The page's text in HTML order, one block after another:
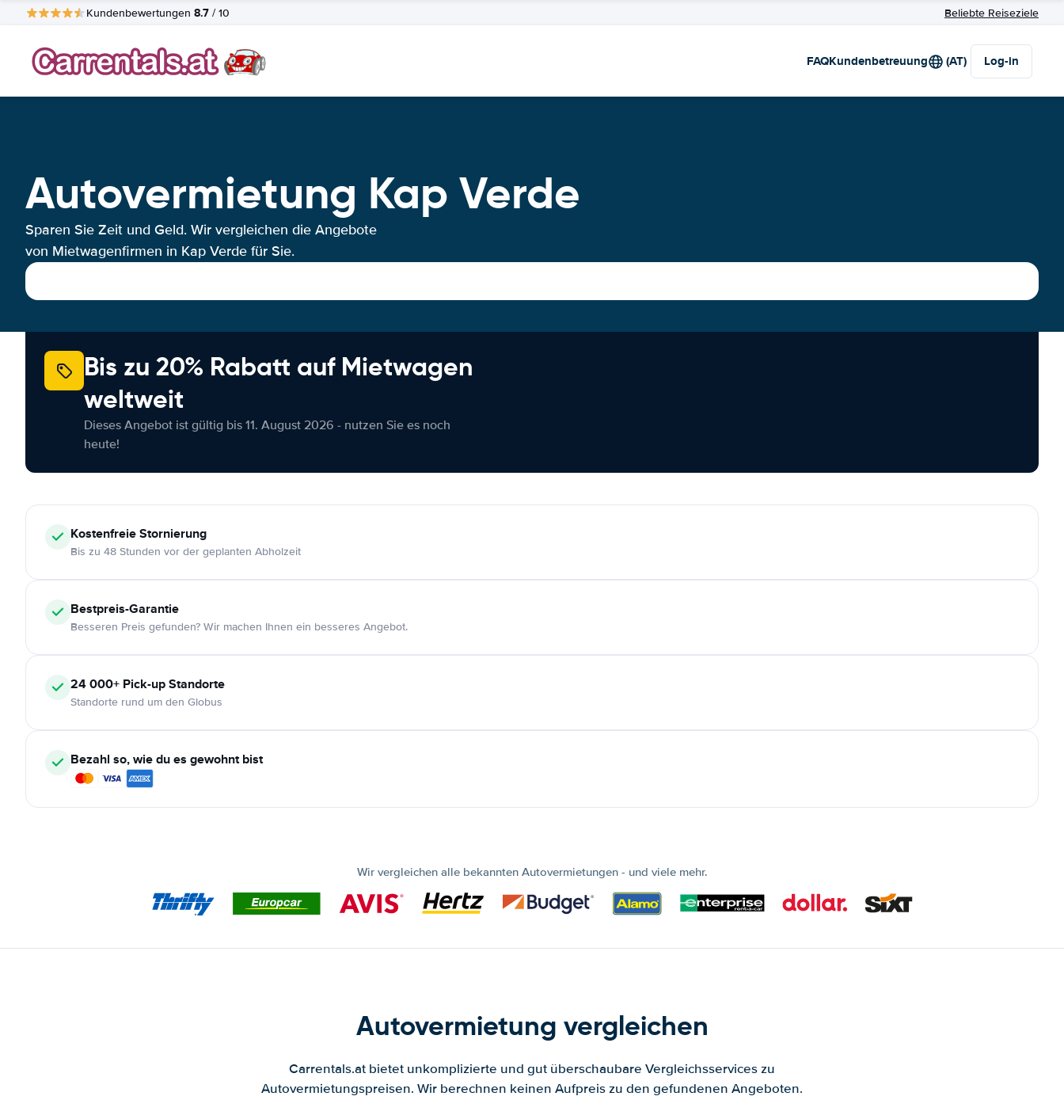
Kundenbewertungen 8.7 / 10 Beliebte Reiseziele
FAQKundenbetreuung (AT) Log-in
Autovermietung Kap Verde
Sparen Sie Zeit und Geld. Wir vergleichen die Angebote
von Mietwagenfirmen in Kap Verde für Sie.
Bis zu 20% Rabatt auf Mietwagen
weltweit
Dieses Angebot ist gültig bis 11. August 2026 - nutzen Sie es noch
heute!
KostenfreieStornierung
Bis zu 48 Stunden vor der geplanten Abholzeit
Bestpreis-Garantie
Besseren Preis gefunden? Wir machen Ihnen ein besseres Angebot.
24 000+ Pick-up Standorte
Standorte rund um den Globus
Bezahl so, wie du es gewohnt bist
Wir vergleichen alle bekannten Autovermietungen - und viele mehr.
Autovermietung vergleichen
Carrentals.at bietet unkomplizierte und gut überschaubare Vergleichsservices zu
Autovermietungspreisen. Wir berechnen keinen Aufpreis zu den gefundenen Angeboten.